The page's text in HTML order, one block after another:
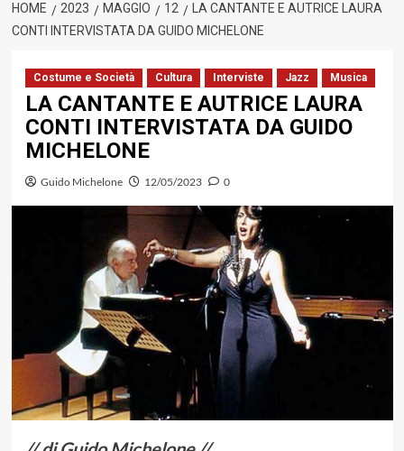
HOME 2023 MAGGIO 12
LA CANTANTE E AUTRICE LAURA
CONTI INTERVISTATA DA GUIDO MICHELONE
Costume e Società Cultura Interviste Jazz Musica
LA CANTANTE E AUTRICE LAURA
CONTI INTERVISTATA DA GUIDO
MICHELONE
Guido Michelone 12/05/2023 0